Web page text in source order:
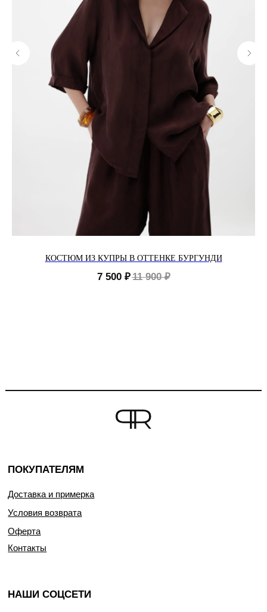
КОСТЮМ ИЗ КУПРЫ В ОТТЕНКЕ БУРГУНДИ
7 500 ₽11 900 ₽
ПОКУПАТЕЛЯМ
НАШИ СОЦСЕТИ
Доставка и примерка
Условия возврата
Оферта
Контакты